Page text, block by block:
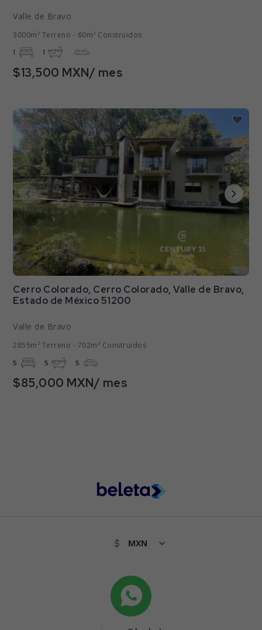
Valle de Bravo
3000m² Terreno - 60m² Construidos
1 1
$13,500 MXN/ mes
Cerro Colorado, Cerro Colorado, Valle de Bravo,
Estado de México 51200
Valle de Bravo
2855m² Terreno - 702m² Construidos
5 5 5
$85,000 MXN/ mes